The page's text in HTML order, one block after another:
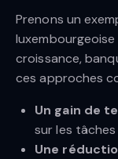
Prenons un
croissance,
ces approches
Un gain de
sur les
Une